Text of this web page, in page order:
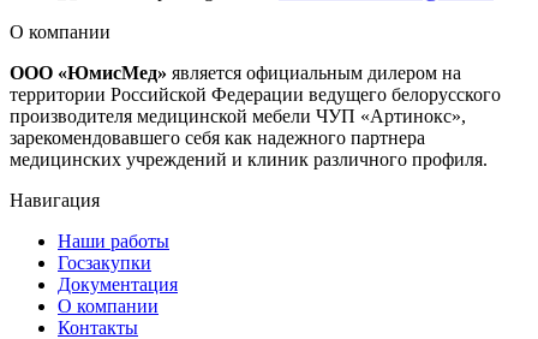
О компании
ООО «ЮмисМед» является официальным дилером на
территории Российской Федерации ведущего белорусского
производителя медицинской мебели ЧУП «Артинокс»,
зарекомендовавшего себя как надежного партнера
медицинских учреждений и клиник различного профиля.
Навигация
Наши работы
Госзакупки
Документация
О компании
Контакты